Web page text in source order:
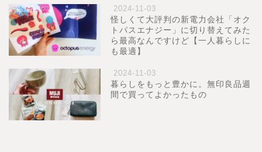
2024-11-03
怪しくて大評判の新電力会社「オク
トパスエナジー」に切り替えてみた
ら最高なんですけど【一人暮らしに
も最適】
2024-11-03
暮らしをもっと豊かに。無印良品週
間で買ってよかったもの